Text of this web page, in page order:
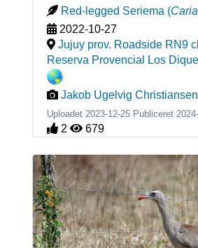
Red-legged Seriema (
2022-10-27
Jujuy prov. Roadside RN9
Reserva Provencial Los
Jakob Ugelvig Christiansen
Uploadet 2023-12-25 Publiceret
2 679